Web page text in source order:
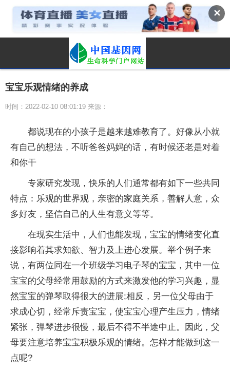
✕
宝宝乐观情绪的养成
时间：2022-02-10 08:01:19 来源：
都说现在的小孩子是越来越难教育了。好像从小就
有自己的想法，不听爸爸妈妈的话，有时候还老是对着
和你干
专家研究发现，快乐的人们通常都有如下一些共同
特点：乐观的世界观，亲密的家庭关系，善解人意，众
多好友，坚信自己的人生有意义等等。
在现实生活中，人们也能发现，宝宝的情绪变化直
接影响着其求知欲、智力及上进心发展。举个例子来
说，有两位同在一个班级学习电子琴的宝宝，其中一位
宝宝的父母经常用鼓励的方式来激发他的学习兴趣，显
然宝宝的弹琴取得很大的进展;相反，另一位父母由于
求成心切，经常斥责宝宝，使宝宝心理产生压力，情绪
紧张，弹琴进步很慢，最后不得不半途中止。因此，父
母要注意培养宝宝积极乐观的情绪。怎样才能做到这一
点呢?